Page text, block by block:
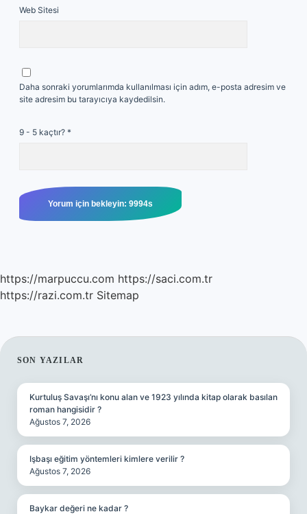
Web Sitesi
Daha sonraki yorumlarımda kullanılması için adım, e-posta adresim ve
site adresim bu tarayıcıya kaydedilsin.
9 - 5 kaçtır? *
https://marpuccu.com https://saci.com.tr
https://razi.com.tr Sitemap
SIDEBAR
SON YAZILAR
Kurtuluş Savaşı’nı konu alan ve 1923 yılında kitap olarak basılan
roman hangisidir ?
Ağustos 7, 2026
Işbaşı eğitim yöntemleri kimlere verilir ?
Ağustos 7, 2026
Baykar değeri ne kadar ?